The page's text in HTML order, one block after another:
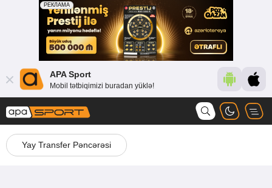
APA Sport
Mobil tətbiqimizi buradan yüklə!
Yay Transfer Pəncərəsi